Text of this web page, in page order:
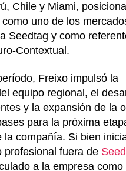
Chile y Miami,
uno de los
Seedtag y como
Contextual.
Freixo impulsó la
equipo regional, el
y la expansión de la
para la próxima
la compañía. Si bien
profesional fuera de
a la empresa como